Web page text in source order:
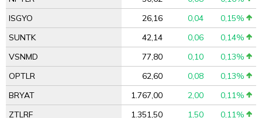
ISGYO
26,16 0,04
0,15%
SUNTK
42,14 0,06
0,14%
VSNMD
77,80 0,10
0,13%
OPTLR
62,60 0,08
0,13%
BRYAT
1.767,00 2,00
0,11%
ZTLRF
1.351,50 1,50
0,11%